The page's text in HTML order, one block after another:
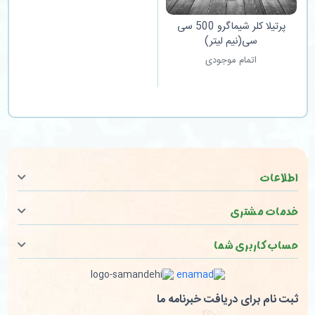
پرتیلا کلر شیماگرو 500 سی
سی(نیم لیتر)
اتمام موجودی
اطلاعات
خدمات مشتری
حساب کاربری شما
ثبت نام برای دریافت خبرنامه ما